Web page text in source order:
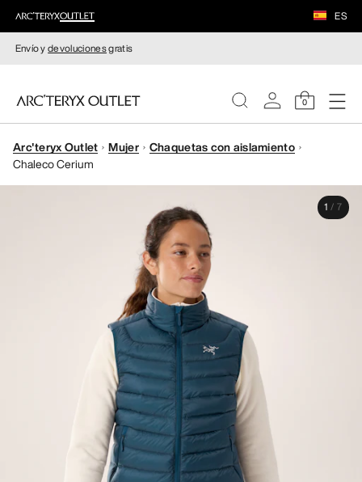
ES
Envío ydevolucionesgratis
0
MUJERE
Arc'teryx Outlet Mujer
Chaquetas con aislamiento
Chaleco Cerium
1 / 7